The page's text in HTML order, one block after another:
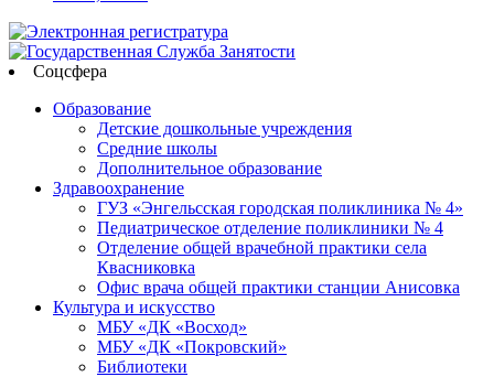
Соцсфера
Образование
Детские дошкольные учреждения
Средние школы
Дополнительное образование
Здравоохранение
ГУЗ «Энгельсская городская поликлиника № 4»
Педиатрическое отделение поликлиники № 4
Отделение общей врачебной практики села
Квасниковка
Офис врача общей практики станции Анисовка
Культура и искусство
МБУ «ДК «Восход»
МБУ «ДК «Покровский»
Библиотеки